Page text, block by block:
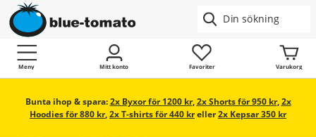
Meny Mitt konto Favoriter Varukorg
Bunta ihop & spara:2x Byxor för 1200 kr,2x Shorts för 950 kr,2x
Hoodies för 880 kr,2x T-shirts för 440 kreller2x Kepsar 350 kr